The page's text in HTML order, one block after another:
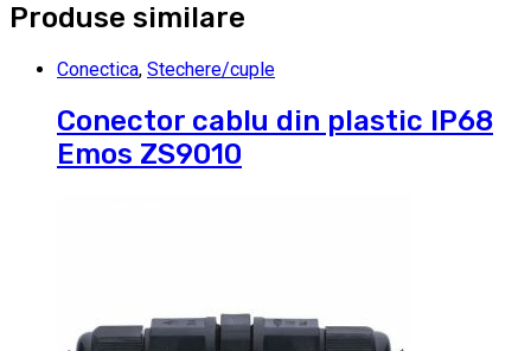
Produse similare
Conectica, Stechere/cuple
Conector cablu din plastic IP68
Emos ZS9010